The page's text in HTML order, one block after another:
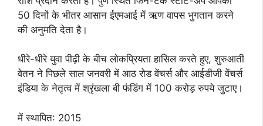
50 दिनों के भीतर आसान ईएमआई में ऋण वापस भुगतान करने
की अनुमति देता है।
धीरे-धीरे युवा पीढ़ी के बीच लोकप्रियता हासिल करते हुए, शुरुआती
वेतन ने पिछले साल जनवरी में आठ रोड वेंचर्स और आईडीजी वेंचर्स
इंडिया के नेतृत्व में श्रृंखला बी फंडिंग में 100 करोड़ रुपये जुटाए।
में स्थापित: 2015